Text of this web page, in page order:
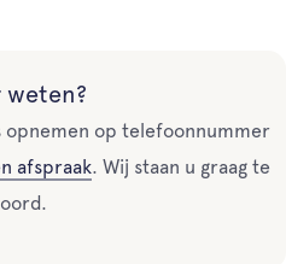
weten?
opnemen op telefoonnummer
afspraak. Wij staan u graag te